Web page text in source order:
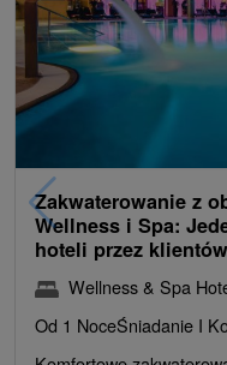
Zakwaterowanie z
Wellness i Spa:
hoteli przez klientów
Wellness & Spa
Od 1 NoceŚniadanie I